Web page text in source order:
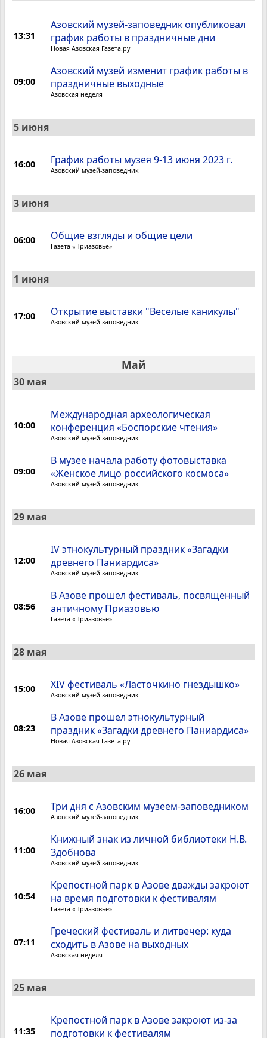
13:31
Азовский музей-заповедник опубликовал
график работы в праздничные дни
Новая Азовская Газета.ру
09:00
Азовский музей изменит график работы в
праздничные выходные
Азовская неделя
5 июня
16:00 График работы музея 9-13 июня 2023 г.
Азовский музей-заповедник
3 июня
06:00 Общие взгляды и общие цели
Газета «Приазовье»
1 июня
17:00 Открытие выставки "Веселые каникулы"
Азовский музей-заповедник
Май
30 мая
10:00
Международная археологическая
конференция «Боспорские чтения»
Азовский музей-заповедник
09:00
В музее начала работу фотовыставка
«Женское лицо российского космоса»
Азовский музей-заповедник
29 мая
12:00
IV этнокультурный праздник «Загадки
древнего Паниардиса»
Азовский музей-заповедник
08:56
В Азове прошел фестиваль, посвященный
античному Приазовью
Газета «Приазовье»
28 мая
15:00 XIV фестиваль «Ласточкино гнездышко»
Азовский музей-заповедник
08:23
В Азове прошел этнокультурный
праздник «Загадки древнего Паниардиса»
Новая Азовская Газета.ру
26 мая
16:00 Три дня с Азовским музеем-заповедником
Азовский музей-заповедник
11:00
Книжный знак из личной библиотеки Н.В.
Здобнова
Азовский музей-заповедник
10:54
Крепостной парк в Азове дважды закроют
на время подготовки к фестивалям
Газета «Приазовье»
07:11
Греческий фестиваль и литвечер: куда
сходить в Азове на выходных
Азовская неделя
25 мая
11:35
Крепостной парк в Азове закроют из-за
подготовки к фестивалям